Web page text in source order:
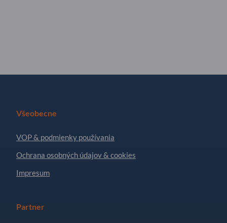
Všeobecne
VOP & podmienky používania
Ochrana osobných údajov & cookies
Impresum
Partner